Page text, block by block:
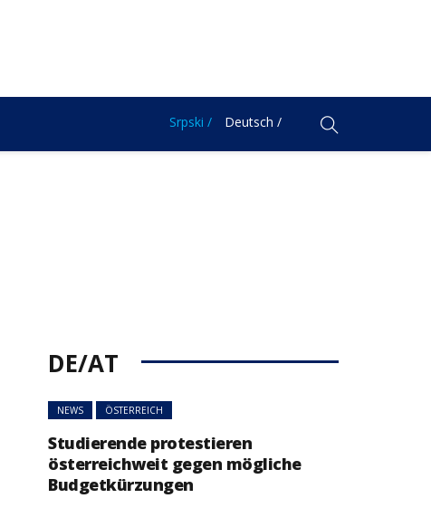
Srpski / Deutsch /
DE/AT
NEWS ÖSTERREICH
Studierende protestieren
österreichweit gegen mögliche
Budgetkürzungen